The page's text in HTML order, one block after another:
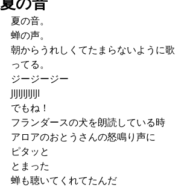
夏の音。
蝉の声。
朝からうれしくてたまらないように歌
ってる。
ジージージー
JIJIJIJIJIJI
でもね！
フランダースの犬を朗読している時
アロアのおとうさんの怒鳴り声に
ピタッと
とまった
蝉も聴いてくれてたんだ